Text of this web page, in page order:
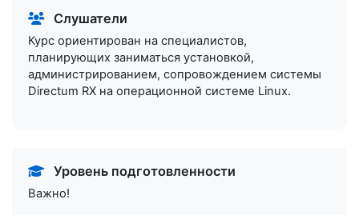
Слушатели
Курс ориентирован на специалистов,
планирующих заниматься установкой,
администрированием, сопровождением системы
Directum RX на операционной системе Linux.
Уровень подготовленности
Важно!